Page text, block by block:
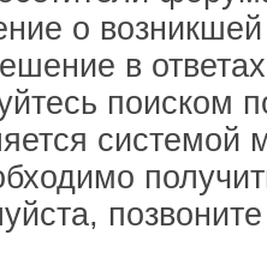
о
в
поиском
системой